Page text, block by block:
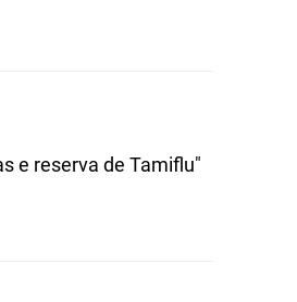
e reserva de Tamiflu"